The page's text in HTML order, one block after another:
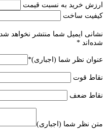
ارزش خرید به نسبت قیمت
کیفیت ساخت
نشانی ایمیل شما منتشر نخواهد شد.
شده‌اند *
عنوان نظر شما (اجباری)*
نقاط قوت
نقاط ضعف
متن نظر شما (اجباری)